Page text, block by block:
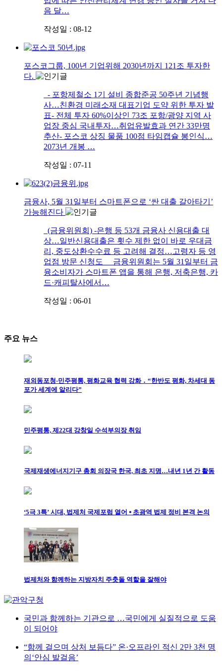
음 달…
작성일 : 08-12
포스코그룹, 100년 기업위해 2030년까지 121조 투자한
다.
- 포항제철소 1기 설비 종합준공 50주년 기념행
사…친환경 미래소재 대표기업 도약 위한 투자 발
표- 전체 투자 60%이상인 73조 포항/광양 지역 사
업장 중심 국내투자…취업유발효과 연간 33만명
추산- 포스코 상징 물품 100점 타임캡슐 봉인식…
2073년 개봉 …
작성일 : 07-11
금융사, 5월 31일부터 스마트폰으로 ‘싼 대출 갈아타기’
가능해진다
(금융위원회) -은행 등 53개 금융사 신용대출 대
상…일반신용대출은 횟수 제한 없이 바로 우대금
리, 중도상환수수료 등 고려해 결정…고령자 등 영
업점 방문 신청도 금융위원회는 5월 31일부터 금
융소비자가 스마트폰 앱을 통해 은행, 저축은행, 카
드·캐피탈사에서…
작성일 : 06-01
주요 뉴스
재외동포청-민주평통, 평화교육 협력 강화 ․ “한반도 평화, 차세대 동
포가 세계에 알리다”
민주평통, 제22대 강창일 수석부의장 취임
국제재생에너지기구 총회 의장국 한국, 최초 지명…내년 1년 간 활동
‘5극 3특’ 시대, 법제처 국제포럼 열어 ⦁ 초광역 법제 정비 본격 논의
법제처와 함께하는 지방자치 주춧돌 역할을 잘해야
국민과 함께하는 기관으로 …국민에게 실질적으로 도움
이 되어야
“함께 걸으며 상처 보듬다” 온·오프라인 적신 2만 3천 명
의‘안심 발걸음’